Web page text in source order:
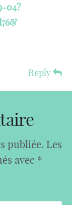
04?
Reply
publiée. Les
avec *